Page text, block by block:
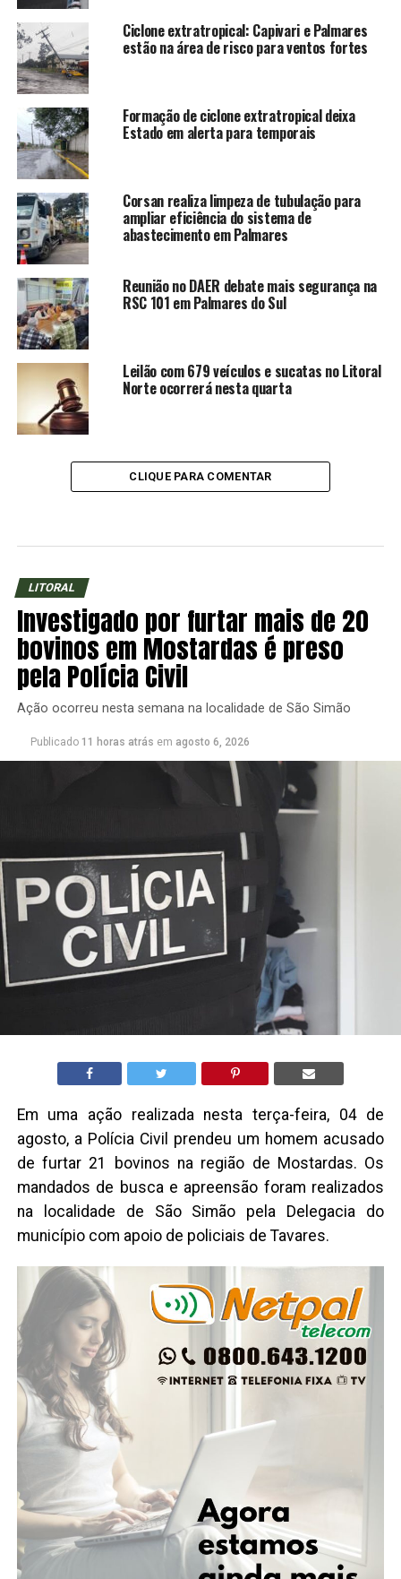
Ciclone extratropical: Capivari e Palmares
estão na área de risco para ventos fortes
Formação de ciclone extratropical deixa
Estado em alerta para temporais
Corsan realiza limpeza de tubulação para
ampliar eficiência do sistema de
abastecimento em Palmares
Reunião no DAER debate mais segurança na
RSC 101 em Palmares do Sul
Leilão com 679 veículos e sucatas no Litoral
Norte ocorrerá nesta quarta
CLIQUE PARA COMENTAR
LITORAL
Investigado por furtar mais de 20
bovinos em Mostardas é preso
pela Polícia Civil
Ação ocorreu nesta semana na localidade de São Simão
Publicado 11 horas atrás em agosto 6, 2026
Em uma ação realizada nesta terça-feira, 04 de
agosto, a Polícia Civil prendeu um homem acusado
de furtar 21 bovinos na região de Mostardas. Os
mandados de busca e apreensão foram realizados
na localidade de São Simão pela Delegacia do
município com apoio de policiais de Tavares.